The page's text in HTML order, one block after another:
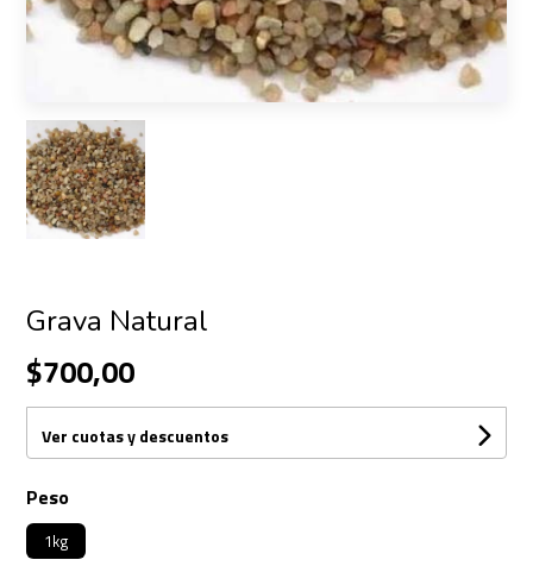
Grava Natural
$700,00
Ver cuotas y descuentos
Peso
1kg